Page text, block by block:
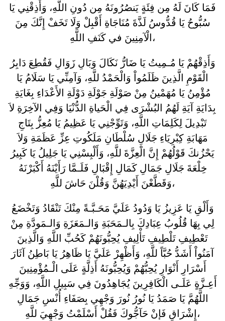
فَمَا كَانَ لَهُ مِن فِئَةٍ يَنصُرُونَهُ مِن دُونِ اللَّهِ، وَأَذِقْنِي يَا
سُبُّوحُ يَا قُدُّوسُ لَذَّةَ مُنَاجَاةِ أَقْبِلْ وَلَا تَخَفْ إِنَّكَ مِنَ
الْآمِنِينَ في كَنَفِ اللَّهِ،
وَأَذِقْهُمْ يَا مُـمِيتُ يَا ضَارُّ نَكَالَ وَبَالِ زَوَالِ فَقُطِعَ دَابِرُ
الْقَوْمِ الَّذِينَ ظَلَمُواْ وَالْحَمْدُ للَّهِ، وَآمِنِّي يَا سَلَامُ يَا
مُؤْمِنُ يَا مُهَمْينُ مِنْ صَوْلَةِ جَوْلَةِ دَوْلَةِ الأَعْدَاءِ بِغَايَةِ
بِدَايَةِ آيَةِ لَهُمُ البُشْرَى فِي الْحَياةِ الدُّنْيَا وَفِي الآخِرَةِ لاَ
تَبْدِيلَ لِكَلِمَاتِ اللَّهِ، وَتَوِّجْنِي يَا عَظِيمُ يَا مُعِزُّ بِتَاجِ
مَهَابَةِ كِبْرِيَاءِ جَلَالِ سُلْطَانِ مَلَكُوتِ عِزِّ عَظَمَةِ وَلاَ
يَحْزُنكَ قَوْلُهُمْ إِنَّ الْعِزَّةَ للَّهِ، وَأَلْبِسْنِي يَا جَلِيلُ يَا كَبِيرُ
خِلْعَةَ جَلَالِ جَمَالِ كَمَالِ إِقْبَالِ فَلَـمَّا رَأَيْنَهُ أَكْبَرْنَهُ
وَقَطَّعْنَ أَيْدِيَهُنَّ وَقُلْنَ حَاشَ للَّهِ،
وَأَلْقِ يَا عَزِيزُ يَا وَدُودُ عَلَيَّ مَحَـبَّـةً مِنْكَ تَنْقَادُ وَتَخْضَعُ
لِي بِهَا قُلُوبُ عِبَادِكَ بِالـمَحَبَةِ وَالـمَعَزَةِ وَالـمَودَّةِ مِنْ
تَعْطِيفِ تَلْطِيفِ تَأْلِيفِ يُحِبُّونَهُمْ كَحُبِّ اللَّهِ وَالَّذِينَ
آمَنُواْ أَشَدُّ حُبَّاً للَّهِ، وَأَظْهِرْ عَلَيَّ يَا ظَاهِرُ يَا بَاطِنُ آثَارَ
أَسْرَارِ أَنْوَارِ يُحِبُّهُمْ وَيُحِبُّونَهُ أَذِلَّةٍ عَلَى الْـمُؤْمِنِينَ
أَعِـزَّةٍ عَلَـى الْكَافِرِينَ يُجَاهِدُونَ فِي سَبِيلِ اللَّهِ، وَوَجِّهِ
اللَّهُمَّ يَا صَمَدُ يَا نُورُ نُورَ وَجْهِي بِصَفَاءِ أُنْسِ جَمَالِ
إِشْرَاقِ فَإنْ حَآجُّوكَ فَقُلْ أَسْلَمْتُ وَجْهِيَ للَّهِ،